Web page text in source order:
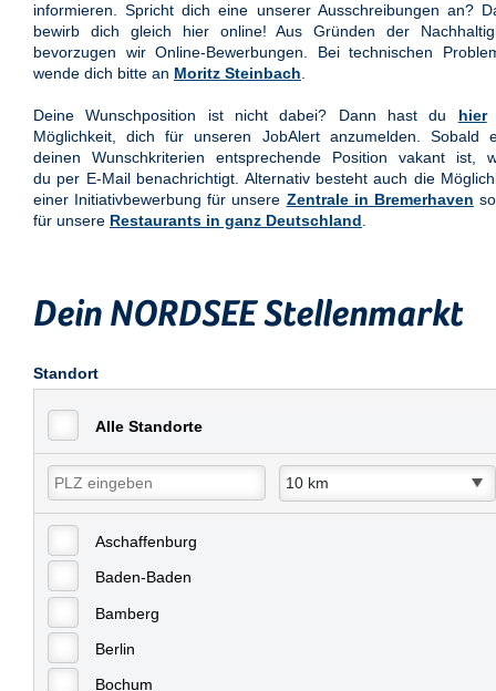
informieren. Spricht dich eine unserer Ausschreibungen an?
bewirb dich gleich hier online! Aus Gründen der
bevorzugen wir Online-Bewerbungen. Bei technischen
wende dich bitte an Moritz Steinbach
Deine Wunschposition ist nicht dabei? Dann hast du hier
Möglichkeit, dich für unseren JobAlert anzumelden. Sobald
deinen Wunschkriterien entsprechende Position vakant ist,
du per E-Mail benachrichtigt. Alternativ besteht auch die
einer Initiativbewerbung für unsere Zentrale in Bremerhaven
für unsere Restaurants in ganz Deutschland
Dein NORDSEE Stellenmarkt
Standort
Alle Standorte
Aschaffenburg
Baden-Baden
Bamberg
Berlin
Bochum